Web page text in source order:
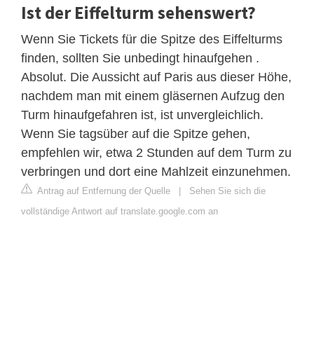
Ist der Eiffelturm sehenswert?
Wenn Sie Tickets für die Spitze des Eiffelturms
finden, sollten Sie unbedingt hinaufgehen .
Absolut. Die Aussicht auf Paris aus dieser Höhe,
nachdem man mit einem gläsernen Aufzug den
Turm hinaufgefahren ist, ist unvergleichlich.
Wenn Sie tagsüber auf die Spitze gehen,
empfehlen wir, etwa 2 Stunden auf dem Turm zu
verbringen und dort eine Mahlzeit einzunehmen.
Antrag auf Entfernung der Quelle | Sehen Sie sich die
vollständige Antwort auf translate.google.com an